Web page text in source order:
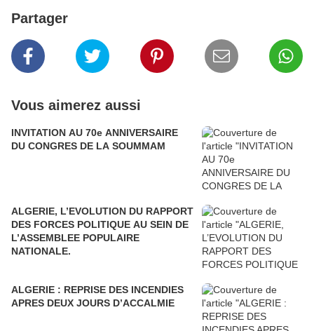
Partager
Vous aimerez aussi
INVITATION AU 70e ANNIVERSAIRE
DU CONGRES DE LA SOUMMAM
ALGERIE, L’EVOLUTION DU RAPPORT
DES FORCES POLITIQUE AU SEIN DE
L’ASSEMBLEE POPULAIRE
NATIONALE.
ALGERIE : REPRISE DES INCENDIES
APRES DEUX JOURS D’ACCALMIE